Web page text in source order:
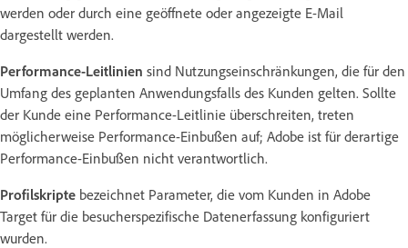
werden oder durch eine geöffnete oder angezeigte E-Mail
dargestellt werden.
Performance-Leitlinien sind Nutzungseinschränkungen, die für den
Umfang des geplanten Anwendungsfalls des Kunden gelten. Sollte
der Kunde eine Performance-Leitlinie überschreiten, treten
möglicherweise Performance-Einbußen auf; Adobe ist für derartige
Performance-Einbußen nicht verantwortlich.
Profilskripte bezeichnet Parameter, die vom Kunden in Adobe
Target für die besucherspezifische Datenerfassung konfiguriert
wurden.